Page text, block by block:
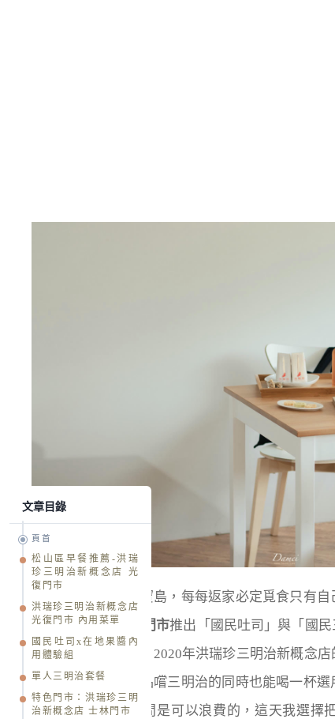
台灣著實是座美食寶島，每每返家必定覓食只有
明治新概念店 光復門市推出「國民吐司」與「國
型的案例越來越多，2020年洪瑞珍三明治新概念
加入咖啡元素，在品嚐三明治的同時也能喝一杯
啡；你知道嗎？時間是可以浪費的，這天我選擇
文章目錄
頁首
松山區早餐推薦-洪瑞
珍三明治新概念店 光
復門市
洪瑞珍三明治新概念店
光復門市 內用菜單
國民吐司x在地果醬內
用體驗組
單人三明治套餐
特色門市：洪瑞珍三明
治新概念店 士林門市